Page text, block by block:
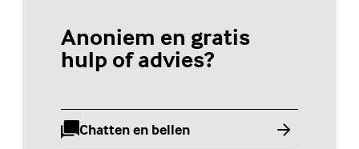
Anoniem en gratis
hulp of advies?
Chatten en bellen
(Externe link)